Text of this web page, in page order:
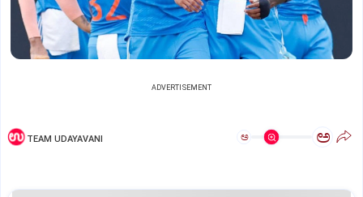
ADVERTISEMENT
TEAM UDAYAVANI ಅ ಅ